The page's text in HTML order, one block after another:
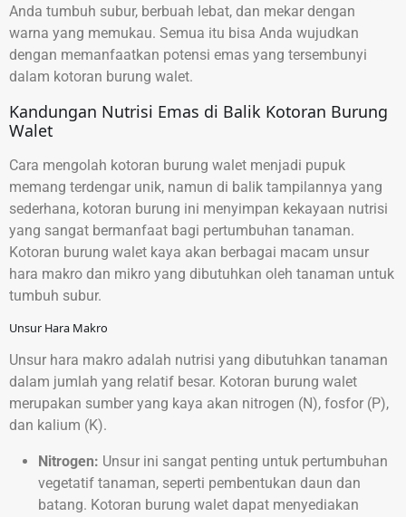
Anda tumbuh subur, berbuah lebat, dan mekar dengan
warna yang memukau. Semua itu bisa Anda wujudkan
dengan memanfaatkan potensi emas yang tersembunyi
dalam kotoran burung walet.
Kandungan Nutrisi Emas di Balik Kotoran Burung
Walet
Cara mengolah kotoran burung walet menjadi pupuk
memang terdengar unik, namun di balik tampilannya yang
sederhana, kotoran burung ini menyimpan kekayaan nutrisi
yang sangat bermanfaat bagi pertumbuhan tanaman.
Kotoran burung walet kaya akan berbagai macam unsur
hara makro dan mikro yang dibutuhkan oleh tanaman untuk
tumbuh subur.
Unsur Hara Makro
Unsur hara makro adalah nutrisi yang dibutuhkan tanaman
dalam jumlah yang relatif besar. Kotoran burung walet
merupakan sumber yang kaya akan nitrogen (N), fosfor (P),
dan kalium (K).
Nitrogen: Unsur ini sangat penting untuk pertumbuhan
vegetatif tanaman, seperti pembentukan daun dan
batang. Kotoran burung walet dapat menyediakan